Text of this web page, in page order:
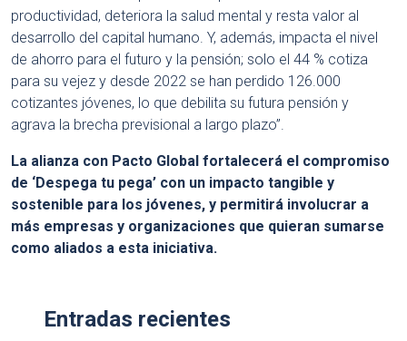
productividad, deteriora la salud mental y resta valor al
desarrollo del capital humano. Y, además, impacta el nivel
de ahorro para el futuro y la pensión; solo el 44 % cotiza
para su vejez y desde 2022 se han perdido 126.000
cotizantes jóvenes, lo que debilita su futura pensión y
agrava la brecha previsional a largo plazo”.
La alianza con Pacto Global fortalecerá el compromiso
de ‘Despega tu pega’ con un impacto tangible y
sostenible para los jóvenes, y permitirá involucrar a
más empresas y organizaciones que quieran sumarse
como aliados a esta iniciativa.
Entradas recientes